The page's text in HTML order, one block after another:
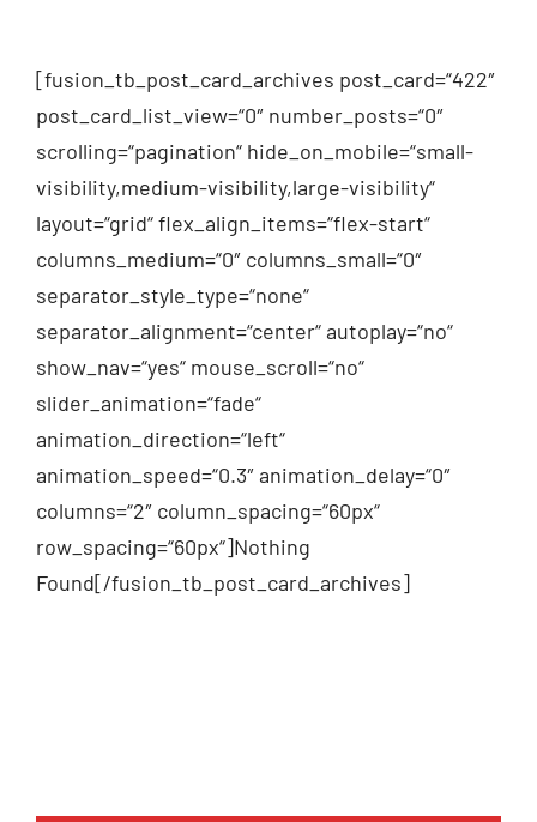
[fusion_tb_post_card_archives post_card=“422″
post_card_list_view=“0″ number_posts=“0″
scrolling=“pagination“ hide_on_mobile=“small-
visibility,medium-visibility,large-visibility“
layout=“grid“ flex_align_items=“flex-start“
columns_medium=“0″ columns_small=“0″
separator_style_type=“none“
separator_alignment=“center“ autoplay=“no“
show_nav=“yes“ mouse_scroll=“no“
slider_animation=“fade“
animation_direction=“left“
animation_speed=“0.3″ animation_delay=“0″
columns=“2″ column_spacing=“60px“
row_spacing=“60px“]Nothing
Found[/fusion_tb_post_card_archives]